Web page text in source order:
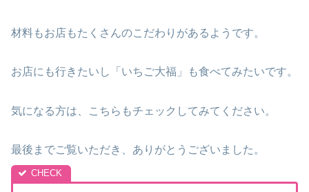
材料もお店もたくさんのこだわりがあるようです。
お店にも行きたいし「いちご大福」も食べてみたいです。
気になる方は、こちらもチェックしてみてください。
最後までご覧いただき、ありがとうございました。